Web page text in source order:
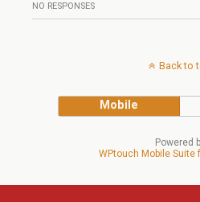
NO RESPONSES
Back to
Mobile
Powered
WPtouch Mobile Suite